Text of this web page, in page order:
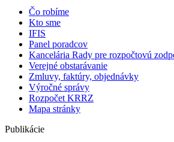
Čo robíme
Kto sme
IFIS
Panel poradcov
Kancelária Rady pre rozpočtovú
Verejné obstarávanie
Zmluvy, faktúry, objednávky
Výročné správy
Rozpočet KRRZ
Mapa stránky
Publikácie